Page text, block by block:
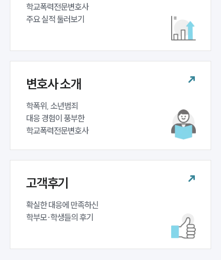
학교폭력대응팀 업무
학교폭력전문변호사
법률서식
뉴스레터/브로슈어
학교폭력전문변호사
주요 실적 둘러보기
변호사 소개
학폭위, 소년범죄
대응 경험이 풍부한
학교폭력전문변호사
고객후기
확실한 대응에 만족하신
학부모·학생들의 후기